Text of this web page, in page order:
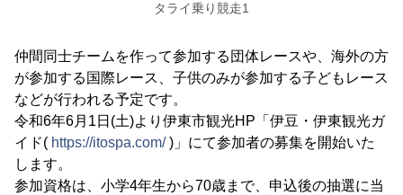
タライ乗り競走1
仲間同士チームを作って参加する団体レースや、海外の方
が参加する国際レース、子供のみが参加する子どもレース
などが行われる予定です。
令和6年6月1日(土)より伊東市観光HP「伊豆・伊東観光ガ
イド( https://itospa.com/)」にて参加者の募集を開始いた
します。
参加資格は、小学4年生から70歳まで、申込後の抽選に当